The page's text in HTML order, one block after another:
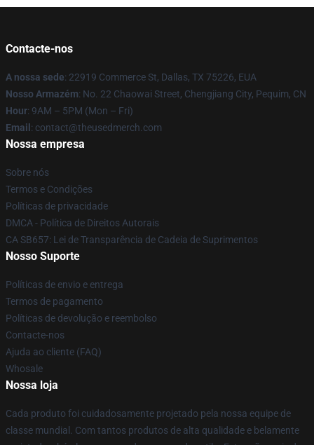
Contacte-nos
A nossa sede: 22919 Commerce St, Dallas, TX 75226, EUA
Nosso Armazém: No. 22 Chaowai Street, Chengjiang City, Pequim, CN
Hour: 9AM – 5PM (Mon – Fri)
Email : contact@theusedmerch.com
Nossa empresa
Sobre nós
Termos e Condições
Políticas de privacidade
DMCA - Política de Direitos Autorais
CA SB657: Lei de Transparência de Cadeia de Suprimentos
Nosso Suporte
Políticas de envio e entrega
Termos de pagamento
Políticas de devolução e reembolso
Contacte-nos
Ajuda ao cliente (FAQ)
Whosale
Nossa loja
Cada produto foi cuidadosamente projetado pela nossa equipe de
classe mundial. Com tantos produtos de alta qualidade e belamente